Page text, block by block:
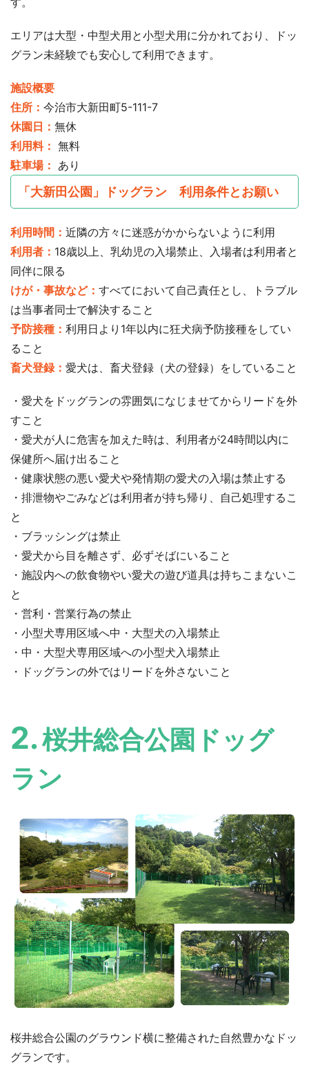
エリアは大型・中型犬用と小型犬用に分かれており、ドッ
グラン未経験でも安心して利用できます。
施設概要
住所： 今治市大新田町5-111-7
休園日： 無休
利用料： 無料
駐車場： あり
「大新田公園」ドッグラン 利用条件とお願い
利用時間： 近隣の方々に迷惑がかからないように利用
利用者： 18歳以上、乳幼児の入場禁止、入場者は利用者と
同伴に限る
けが・事故など： すべてにおいて自己責任とし、トラブル
は当事者同士で解決すること
予防接種： 利用日より1年以内に狂犬病予防接種をしてい
ること
畜犬登録： 愛犬は、畜犬登録（犬の登録）をしていること
・愛犬をドッグランの雰囲気になじませてからリードを外
すこと
・愛犬が人に危害を加えた時は、利用者が24時間以内に
保健所へ届け出ること
・健康状態の悪い愛犬や発情期の愛犬の入場は禁止する
・排泄物やごみなどは利用者が持ち帰り、自己処理するこ
と
・ブラッシングは禁止
・愛犬から目を離さず、必ずそばにいること
・施設内への飲食物やい愛犬の遊び道具は持ちこまないこ
と
・営利・営業行為の禁止
・小型犬専用区域へ中・大型犬の入場禁止
・中・大型犬専用区域への小型犬入場禁止
・ドッグランの外ではリードを外さないこと
2.桜井総合公園ドッグ
ラン
桜井総合公園のグラウンド横に整備された自然豊かなドッ
グランです。